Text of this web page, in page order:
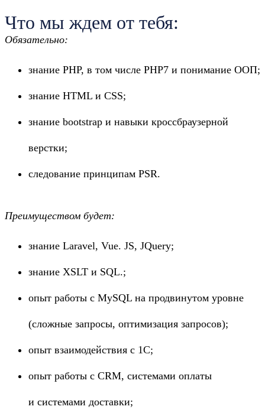
Что мы ждем от тебя:
Обязательно:
знание PHP, в том числе PHP7 и понимание ООП;
знание HTML и CSS;
знание bootstrap и навыки кроссбраузерной
верстки;
следование принципам PSR.
Преимуществом будет:
знание Laravel, Vue. JS, JQuery;
знание XSLT и SQL.;
опыт работы с MySQL на продвинутом уровне
(сложные запросы, оптимизация запросов);
опыт взаимодействия с 1С;
опыт работы с CRM, системами оплаты
и системами доставки;